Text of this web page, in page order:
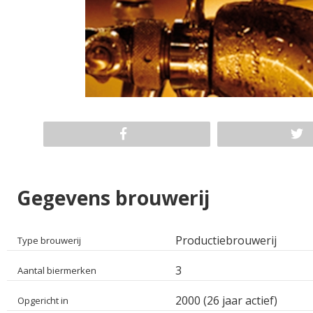
Gegevens brouwerij
Type brouwerij Productiebrouwerij
Aantal biermerken 3
Opgericht in 2000 (26 jaar actief)